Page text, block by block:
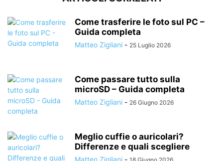
Come trasferire le foto sul PC –
Guida completa
Matteo Zigliani - 25 Luglio 2026
Come passare tutto sulla
microSD – Guida completa
Matteo Zigliani - 26 Giugno 2026
Meglio cuffie o auricolari?
Differenze e quali scegliere